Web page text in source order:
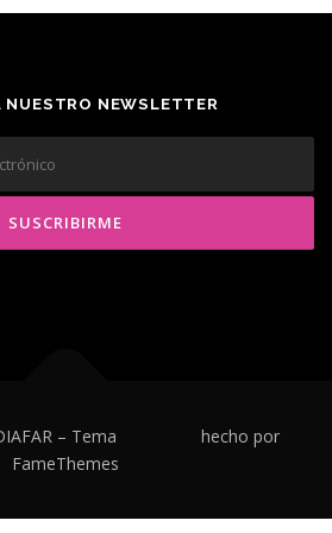
NUESTRO NEWSLETTER
– Tema
hecho por
FameThemes